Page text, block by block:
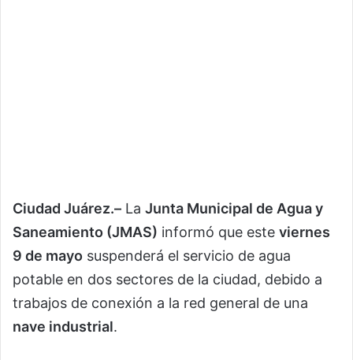
Ciudad Juárez.– La Junta Municipal de Agua y
Saneamiento (JMAS) informó que este viernes
9 de mayo suspenderá el servicio de agua
potable en dos sectores de la ciudad, debido a
trabajos de conexión a la red general de una
nave industrial.